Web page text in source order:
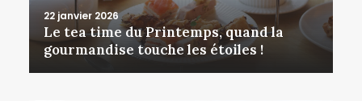
22 janvier 2026
Le tea time du Printemps, quand la
gourmandise touche les étoiles !